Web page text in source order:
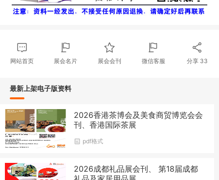
网站首页 展会名片 展会会刊 微信客服 分享 33
最新上架电子版资料
2026香港茶博会及美食商贸博览会会
刊、香港国际茶展
pdf格式
2026成都礼品展会刊、 第18届成都